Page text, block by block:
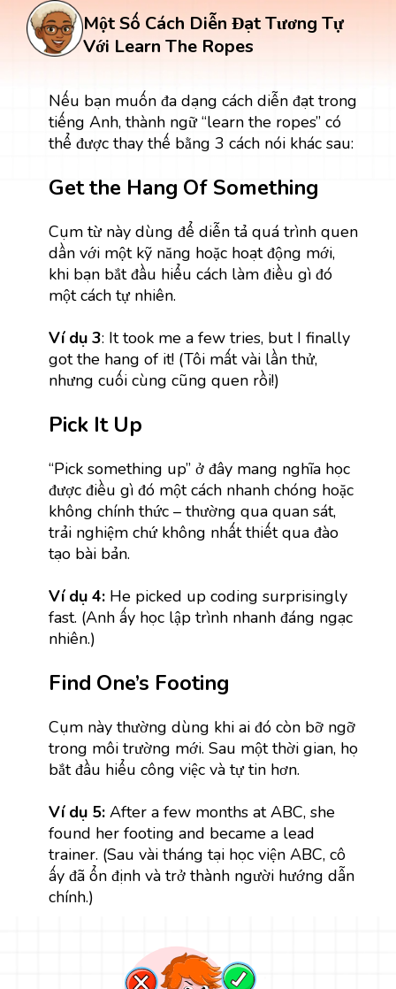
Một Số Cách Diễn Đạt Tương Tự
Với Learn The Ropes
Nếu bạn muốn đa dạng cách diễn đạt trong
tiếng Anh, thành ngữ “learn the ropes” có
thể được thay thế bằng 3 cách nói khác sau:
Get the Hang Of Something
Cụm từ này dùng để diễn tả quá trình quen
dần với một kỹ năng hoặc hoạt động mới,
khi bạn bắt đầu hiểu cách làm điều gì đó
một cách tự nhiên.
Ví dụ 3: It took me a few tries, but I finally
got the hang of it! (Tôi mất vài lần thử,
nhưng cuối cùng cũng quen rồi!)
Pick It Up
“Pick something up” ở đây mang nghĩa học
được điều gì đó một cách nhanh chóng hoặc
không chính thức – thường qua quan sát,
trải nghiệm chứ không nhất thiết qua đào
tạo bài bản.
Ví dụ 4: He picked up coding surprisingly
fast. (Anh ấy học lập trình nhanh đáng ngạc
nhiên.)
Find One’s Footing
Cụm này thường dùng khi ai đó còn bỡ ngỡ
trong môi trường mới. Sau một thời gian, họ
bắt đầu hiểu công việc và tự tin hơn.
Ví dụ 5:After a few months at ABC, she
found her footing and became a lead
trainer. (Sau vài tháng tại học viện ABC, cô
ấy đã ổn định và trở thành người hướng dẫn
chính.)